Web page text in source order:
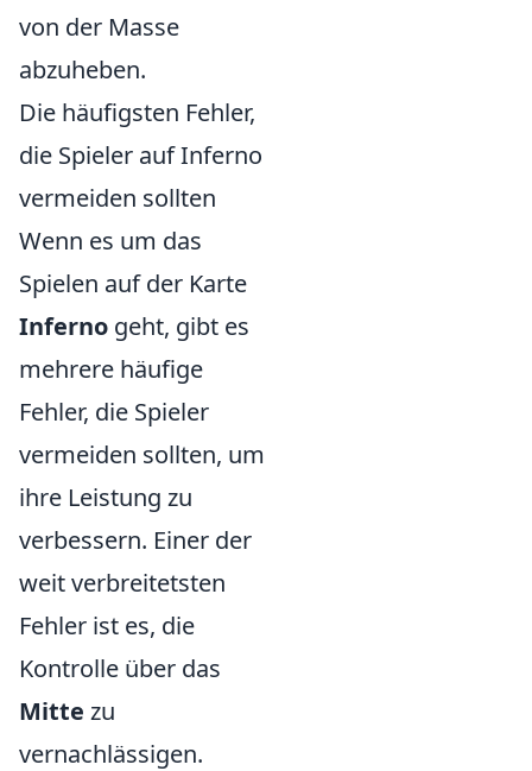
von der Masse
abzuheben.
Die häufigsten Fehler,
die Spieler auf Inferno
vermeiden sollten
Wenn es um das
Spielen auf der Karte
Inferno geht, gibt es
mehrere häufige
Fehler, die Spieler
vermeiden sollten, um
ihre Leistung zu
verbessern. Einer der
weit verbreitetsten
Fehler ist es, die
Kontrolle über das
Mitte zu
vernachlässigen.